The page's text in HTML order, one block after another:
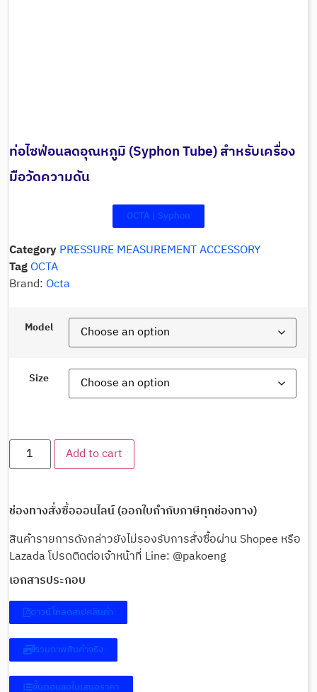
ท่อไซฟ่อนลดอุณหภูมิ (Syphon Tube) สำหรับเครื่อง
มือวัดความดัน
OCTA | Syphon
CategoryPRESSURE MEASUREMENT ACCESSORY
TagOCTA
Brand: Octa
Model
Size
Add to cart
ช่องทางสั่งซื้อออนไลน์ (ออกใบกำกับภาษีทุกช่องทาง)
สินค้ารายการดังกล่าวยังไม่รองรับการสั่งซื้อผ่าน Shopee หรือ
Lazada โปรดติดต่อเจ้าหน้าที่ Line: @pakoeng
เอกสารประกอบ
ดาวน์โหลดสเปคสินค้า
รวมภาพสินค้าจริง
ขั้นตอนขอใบเสนอราคา